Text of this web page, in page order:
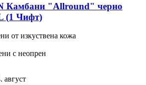
Камбани "Allround" черно
(1 Чифт)
от изкуствена кожа
с неопрен
август